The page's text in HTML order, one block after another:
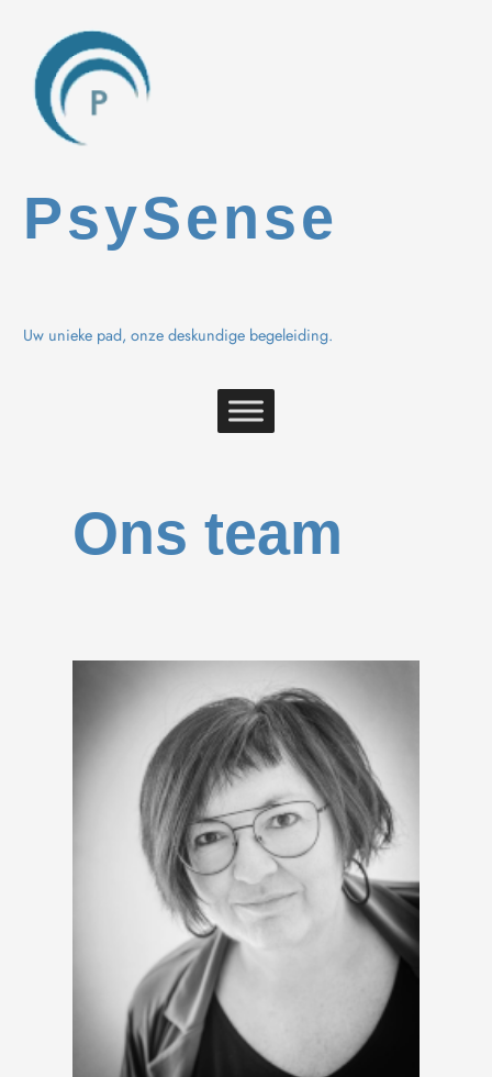
naar
inhoud
PsySense
Uw unieke pad, onze deskundige begeleiding.
Ons team